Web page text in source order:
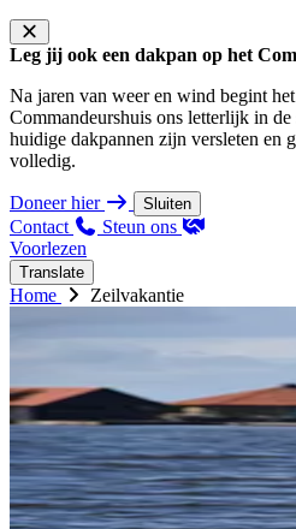
Leg jij ook een dakpan op het
Na jaren van weer en wind begint
Commandeurshuis ons letterlijk in
huidige dakpannen zijn versleten en
volledig.
Doneer hier Sluiten
Contact
Steun ons
Voorlezen
Translate
Home Zeilvakantie